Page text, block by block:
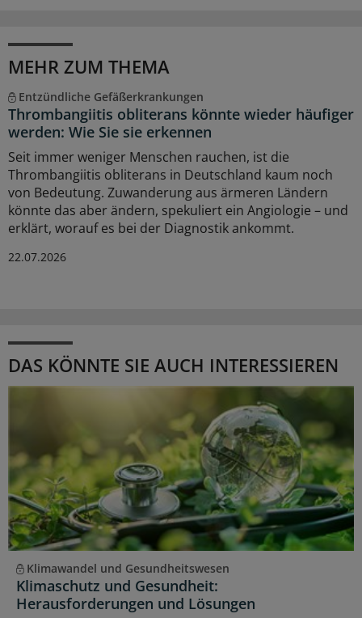
MEHR ZUM THEMA
Entzündliche Gefäßerkrankungen
Thrombangiitis obliterans könnte wieder häufiger
werden: Wie Sie sie erkennen
Seit immer weniger Menschen rauchen, ist die
Thrombangiitis obliterans in Deutschland kaum noch
von Bedeutung. Zuwanderung aus ärmeren Ländern
könnte das aber ändern, spekuliert ein Angiologie – und
erklärt, worauf es bei der Diagnostik ankommt.
22.07.2026
DAS KÖNNTE SIE AUCH INTERESSIEREN
Klimawandel und Gesundheitswesen
Klimaschutz und Gesundheit:
Herausforderungen und Lösungen